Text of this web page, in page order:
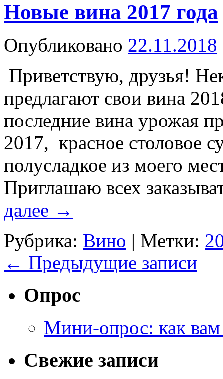
Новые вина 2017 года
Опубликовано 22.11.2018
Приветствую, друзья!
предлагают свои вина
последние вина урожая
2017, красное столовое
полусладкое из моего
Приглашаю всех
далее →
Рубрика: Вино | Метки:
← Предыдущие записи
Опрос
Мини-опрос: как вам
Свежие записи